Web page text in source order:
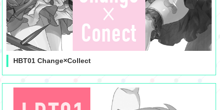
HBT01 Change×Collect